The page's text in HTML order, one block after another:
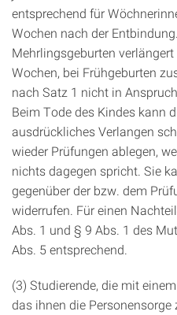
entsprechend für
Wochen nach der
Mehrlingsgeburten
Wochen, bei Frühgeburten
nach Satz 1 nicht in
Beim Tode des Kindes kann
ausdrückliches Verlangen
wieder Prüfungen ablegen,
nichts dagegen spricht. Sie
gegenüber der bzw. dem
widerrufen. Für einen
Abs. 1 und § 9 Abs. 1 des
Abs. 5 entsprechend.
(3) Studierende, die mit
das ihnen die